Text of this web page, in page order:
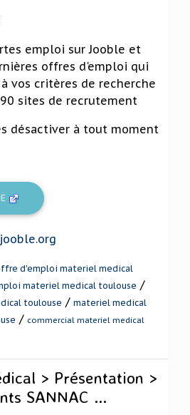
emploi sur Jooble et
offres d'emploi qui
vos critères de recherche
sites de recrutement
désactiver à tout moment
d'emploi materiel medical
materiel medical toulouse /
toulouse / materiel medical
/ commercial materiel medical
> Présentation >
SANNAC ...